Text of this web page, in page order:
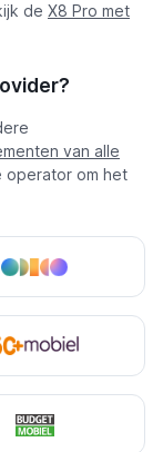
de X8 Pro met
van alle
operator om het